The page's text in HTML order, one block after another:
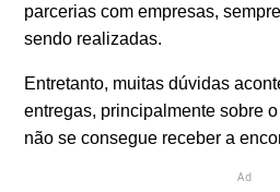
parcerias com empresas,
sendo realizadas.
Entretanto, muitas dúvidas
entregas, principalmente sobre
não se consegue receber a
Ad